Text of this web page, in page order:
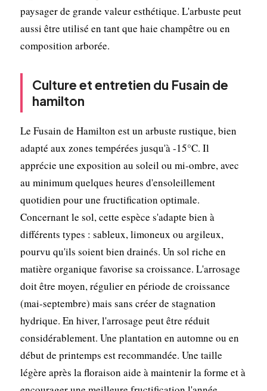
paysager de grande valeur esthétique. L'arbuste peut
aussi être utilisé en tant que haie champêtre ou en
composition arborée.
Culture et entretien du Fusain de
hamilton
Le Fusain de Hamilton est un arbuste rustique, bien
adapté aux zones tempérées jusqu'à -15°C. Il
apprécie une exposition au soleil ou mi-ombre, avec
au minimum quelques heures d'ensoleillement
quotidien pour une fructification optimale.
Concernant le sol, cette espèce s'adapte bien à
différents types : sableux, limoneux ou argileux,
pourvu qu'ils soient bien drainés. Un sol riche en
matière organique favorise sa croissance. L'arrosage
doit être moyen, régulier en période de croissance
(mai-septembre) mais sans créer de stagnation
hydrique. En hiver, l'arrosage peut être réduit
considérablement. Une plantation en automne ou en
début de printemps est recommandée. Une taille
légère après la floraison aide à maintenir la forme et à